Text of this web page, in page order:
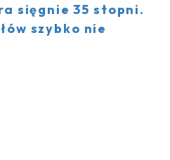
sięgnie 35 stopni.
szybko nie